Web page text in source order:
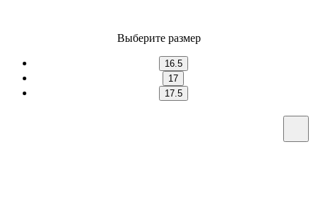
Выберите размер
16.5
17
17.5